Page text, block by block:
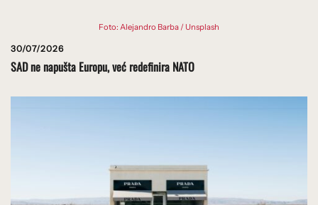
Foto: Alejandro Barba / Unsplash
30/07/2026
SAD ne napušta Europu, već redefinira NATO